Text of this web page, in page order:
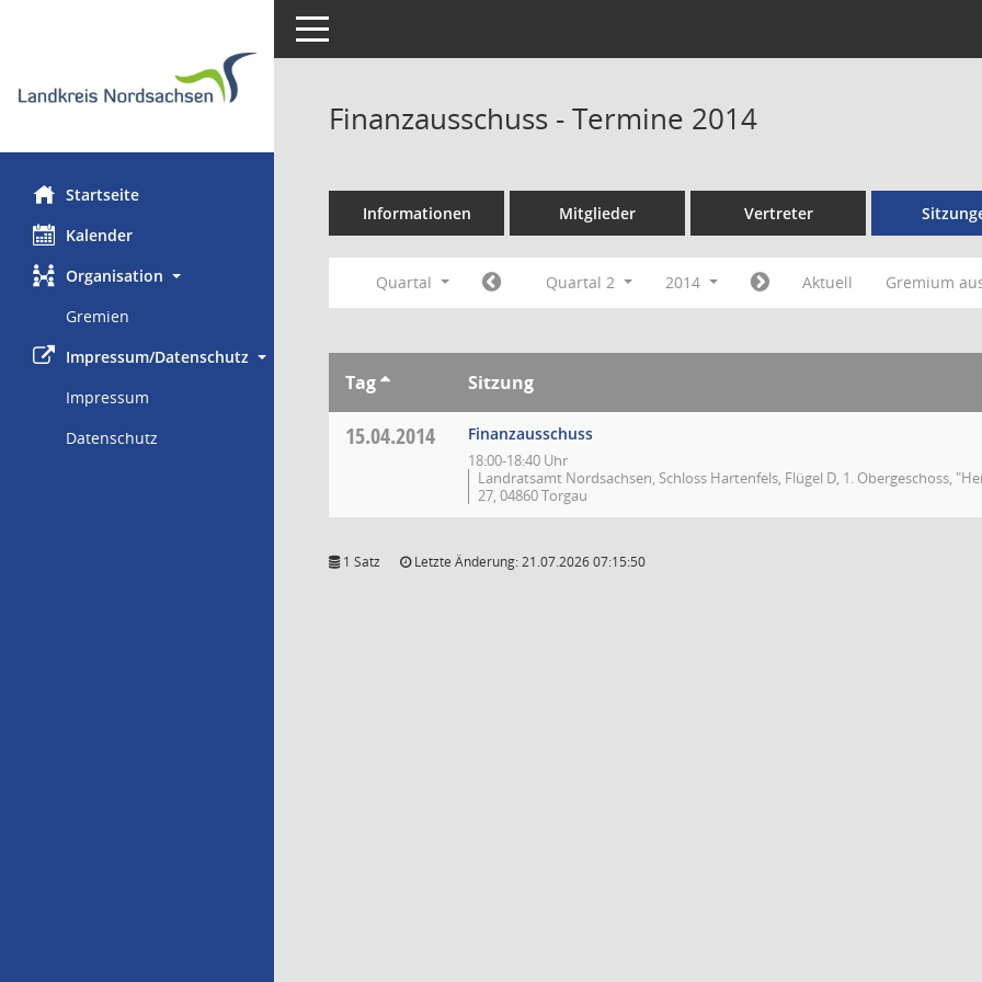
Startseite
Kalender
Organisation
Gremien
Impressum/Datenschutz
Impressum
Datenschutz
Toggle navigation
Finanzausschuss - Termine 2014
Informationen Mitglieder Vertreter
Quartal Quartal 2 2014 Aktuell Gremium
Tag Sitzung
15.04.2014 Finanzausschuss
18:00-18:40 Uhr
Landratsamt Nordsachsen, Schloss Hartenfels, Flügel D, 1. Obergeschoss,
27, 04860 Torgau
1 Satz Letzte Änderung: 21.07.2026 07:15:50